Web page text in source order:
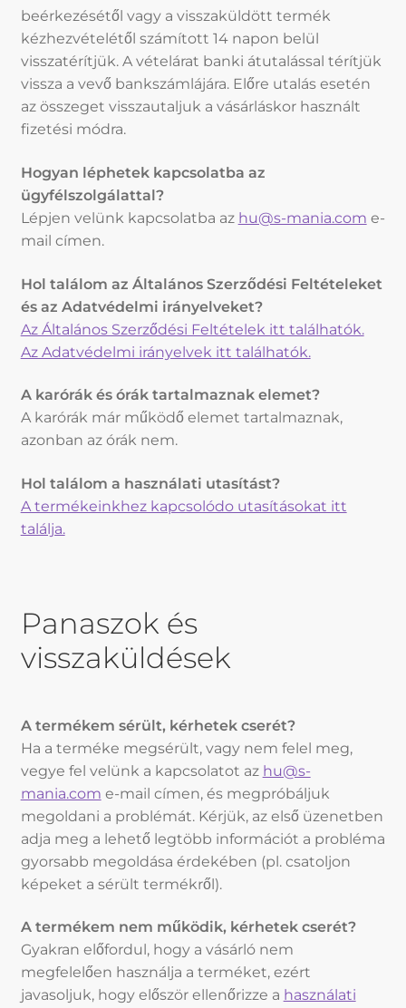
beérkezésétől vagy a visszaküldött termék
kézhezvételétől számított 14 napon belül
visszatérítjük. A vételárat banki átutalással térítjük
vissza a vevő bankszámlájára. Előre utalás esetén
az összeget visszautaljuk a vásárláskor használt
fizetési módra.
Hogyan léphetek kapcsolatba az
ügyfélszolgálattal?
Lépjen velünk kapcsolatba az hu@s-mania.com e-
mail címen.
Hol találom az Általános Szerződési Feltételeket
és az Adatvédelmi irányelveket?
Az Általános Szerződési Feltételek itt találhatók.
Az Adatvédelmi irányelvek itt találhatók.
A karórák és órák tartalmaznak elemet?
A karórák már működő elemet tartalmaznak,
azonban az órák nem.
Hol találom a használati utasítást?
A termékeinkhez kapcsolódo utasításokat itt
találja.
Panaszok és
visszaküldések
A termékem sérült, kérhetek cserét?
Ha a terméke megsérült, vagy nem felel meg,
vegye fel velünk a kapcsolatot az hu@s-
mania.com e-mail címen, és megpróbáljuk
megoldani a problémát. Kérjük, az első üzenetben
adja meg a lehető legtöbb információt a probléma
gyorsabb megoldása érdekében (pl. csatoljon
képeket a sérült termékről).
A termékem nem működik, kérhetek cserét?
Gyakran előfordul, hogy a vásárló nem
megfelelően használja a terméket, ezért
javasoljuk, hogy először ellenőrizze a használati